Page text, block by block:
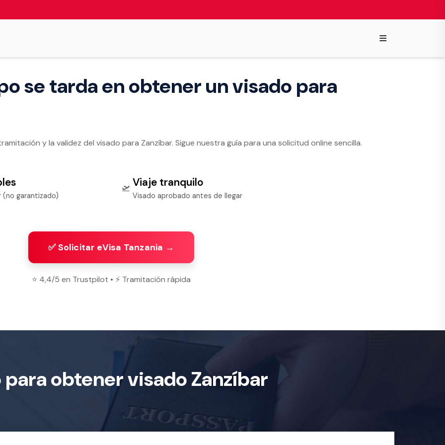
≡
se tarda en obtener un visado para
y la validez del visado para Zanzíbar. Sigue nuestra guía para una solicitud online sencilla.
(no garantizado)
🛫 Viaje tranquilo
Visado aprobado antes de llegar
✅ Solicitar eVisa Tanzania →
⭐ 4,4/5 en Trustpilot • ⚡ Tramitación rápida
para obtener visado Zanzíbar